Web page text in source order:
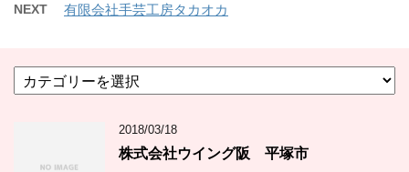
NEXT 有限会社手芸工房タカオカ
テ
2018/03/18
株式会社ウイング阪 平塚市